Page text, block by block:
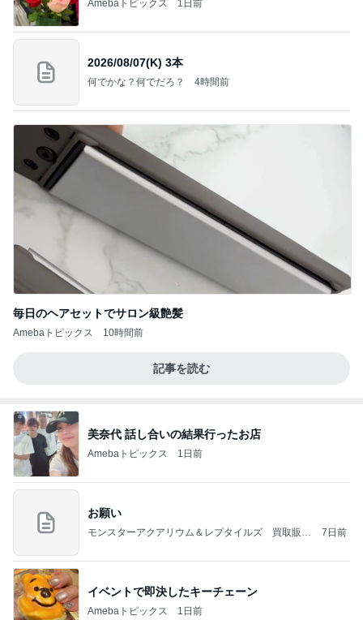
Amebaトピックス 1日前
2026/08/07(K) 3本
何でかな？何でだろ？ 4時間前
毎日のヘアセットでサロン級艶髪
Amebaトピックス 10時間前
記事を読む
美奈代 話し合いの結果行ったお店
Amebaトピックス 1日前
お願い
モンスターアクアリウム＆レプタイルズ 買取販売
7日前
イベントで即決したキーチェーン
Amebaトピックス 1日前